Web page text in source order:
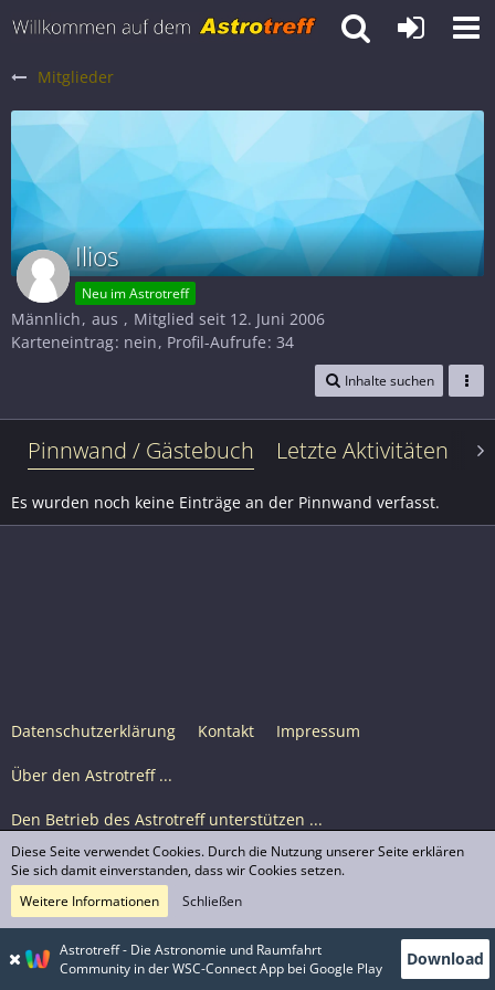
Mitglieder
Ilios
Neu im Astrotreff
Männlich aus
Mitglied seit 12. Juni 2006
Karteneintrag nein Profil-Aufrufe 34
Inhalte suchen
Pinnwand / Gästebuch Letzte Aktivitäten
Es wurden noch keine Einträge an der Pinnwand verfasst.
Datenschutzerklärung Kontakt Impressum
Über den Astrotreff ...
Den Betrieb des Astrotreff unterstützen ...
Nutzungsbedingungen
© Astrotreff 2001-2026, lizenziert unter CC BY-SA,
sofern für einzelne Inhalte nicht anders angegeben
Astrotreff - Die Astronomie und Raumfahrt
Community in der WSC-Connect App bei Google Play
Download
Diese Seite verwendet Cookies. Durch die Nutzung unserer Seite erklären
Sie sich damit einverstanden, dass wir Cookies setzen.
Weitere Informationen
Schließen